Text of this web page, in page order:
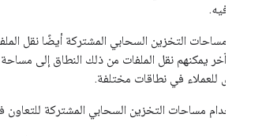
والتحكّم فيه.
تتيح لك مساحات التخزين السحابي المشتركة أيضًا نقل
من نطاق آخر يمكنهم نقل الملفات من ذلك النطاق إلى
رموز أخرى للعملاء في نطاقات مختلفة.
عند استخدام مساحات التخزين السحابي المشتركة